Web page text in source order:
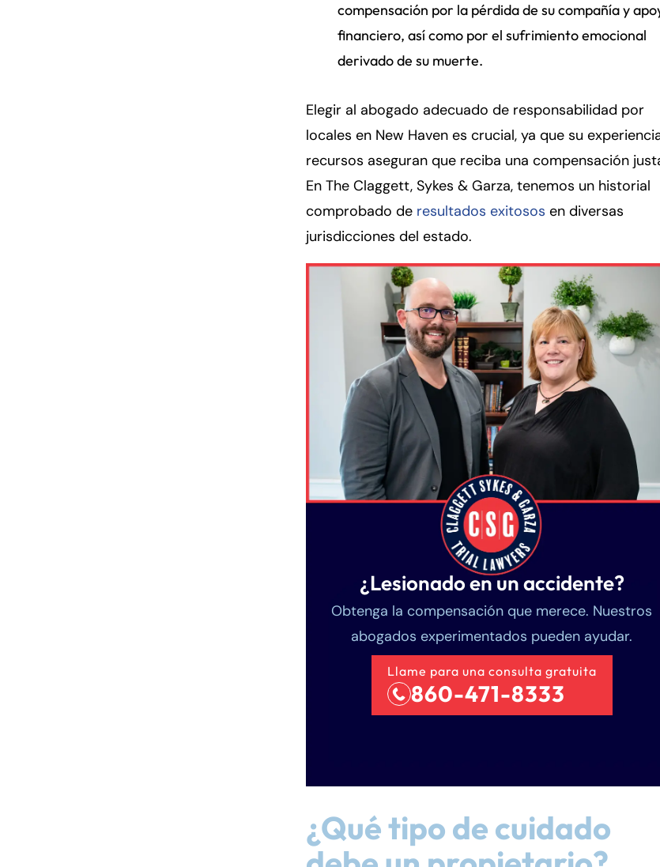
compensación por la pérdida de su compañía y
financiero, así como por el sufrimiento emocional
derivado de su muerte.
Elegir al abogado adecuado de responsabilidad por
locales en New Haven es crucial, ya que su
recursos aseguran que reciba una compensación
En The Claggett, Sykes & Garza, tenemos un historial
comprobado de resultados exitosos en diversas
jurisdicciones del estado.
¿Lesionado en un accidente?
Obtenga la compensación que merece. Nuestros
abogados experimentados pueden ayudar.
Llame para una consulta gratuita
860-471-8333
¿Qué tipo de cuidado